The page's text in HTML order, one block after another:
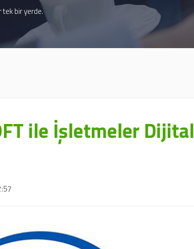
tek bir yerde.
ile İşletmeler Dijital